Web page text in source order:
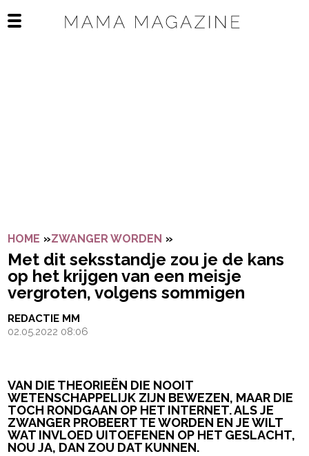
Open het mobiele menu
HOME »ZWANGER WORDEN »
Met dit seksstandje zou je de kans
op het krijgen van een meisje
vergroten, volgens sommigen
REDACTIE MM
02.05.2022 08:06
VAN DIE THEORIEËN DIE NOOIT
WETENSCHAPPELIJK ZIJN BEWEZEN, MAAR DIE
TOCH RONDGAAN OP HET INTERNET. ALS JE
ZWANGER PROBEERT TE WORDEN EN JE WILT
WAT INVLOED UITOEFENEN OP HET GESLACHT,
NOU JA, DAN ZOU DAT KUNNEN.